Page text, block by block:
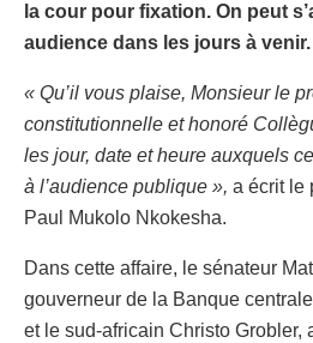
la cour pour fixation. On peut
audience dans les jours à venir.
« Qu’il vous plaise, Monsieur le
constitutionnelle et honoré
les jour, date et heure auxquels
à l’audience publique », a écrit le
Paul Mukolo Nkokesha.
Dans cette affaire, le sénateur
gouverneur de la Banque
et le sud-africain Christo Grobler,